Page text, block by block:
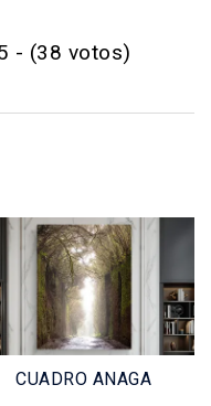
- (38 votos)
CUADRO ANAGA